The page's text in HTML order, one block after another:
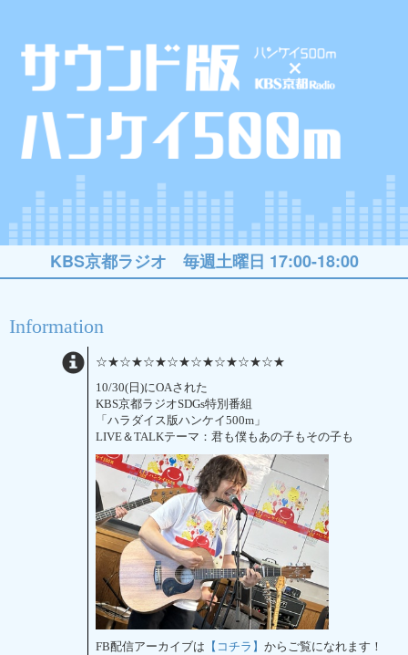
KBS京都ラジオ 毎週土曜日 17:00-18:00
Information
☆★☆★☆★☆★☆★☆★☆★☆★
10/30(日)にOAされた
KBS京都ラジオSDGs特別番組
「ハラダイス版ハンケイ500m」
LIVE＆TALKテーマ：君も僕もあの子もその子も
FB配信アーカイブは 【コチラ】 からご覧になれます！